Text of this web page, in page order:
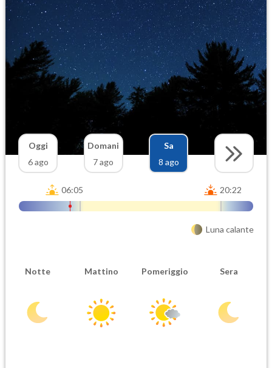
Oggi
6 ago
Domani
7 ago
Sa
8 ago
06:05 20:22
Luna calante
Notte Mattino Pomeriggio Sera